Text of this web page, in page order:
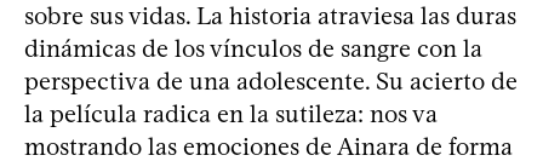
sobre sus vidas. La historia atraviesa las duras
dinámicas de los vínculos de sangre con la
perspectiva de una adolescente. Su acierto de
la película radica en la sutileza: nos va
mostrando las emociones de Ainara de forma